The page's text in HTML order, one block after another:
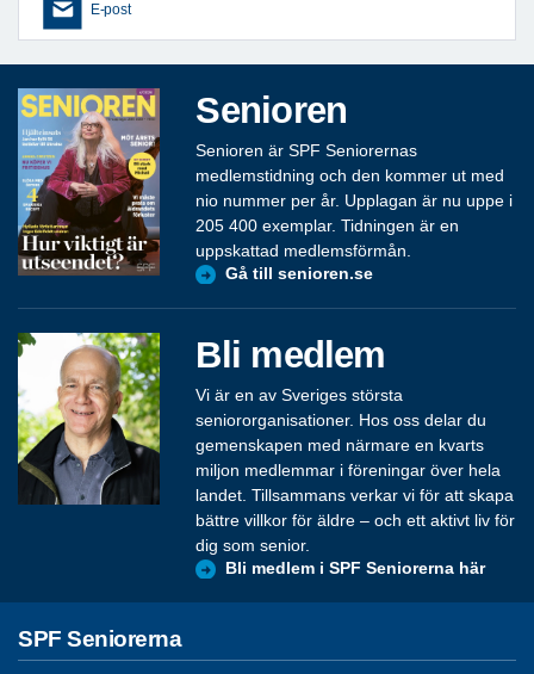
E-post
Senioren
Senioren är SPF Seniorernas
medlemstidning och den kommer ut med
nio nummer per år. Upplagan är nu uppe i
205 400 exemplar. Tidningen är en
uppskattad medlemsförmån.
Gå till senioren.se
Bli medlem
Vi är en av Sveriges största
seniororganisationer. Hos oss delar du
gemenskapen med närmare en kvarts
miljon medlemmar i föreningar över hela
landet. Tillsammans verkar vi för att skapa
bättre villkor för äldre – och ett aktivt liv för
dig som senior.
Bli medlem i SPF Seniorerna här
SPF Seniorerna